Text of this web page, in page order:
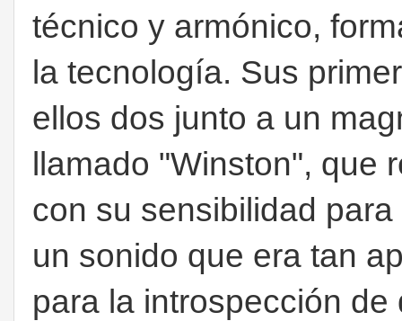
técnico y armónico,
la tecnología. Sus
ellos dos junto a un
llamado "Winston", que
con su sensibilidad
un sonido que era tan
para la introspección de